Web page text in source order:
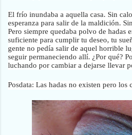
El frío inundaba a aquella casa. Sin
esperanza para salir de la maldición.
Pero siempre quedaba polvo de hadas
suficiente para cumplir tu deseo, tu
gente no pedía salir de aquel horrible
seguir permaneciendo allí. ¿Por qué?
luchando por cambiar a dejarse llevar
Posdata: Las hadas no existen pero los